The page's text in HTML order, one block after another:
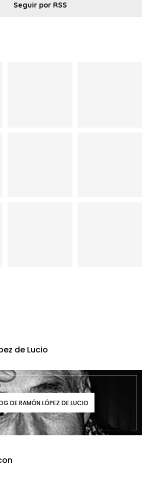
Seguir por RSS
de Lucio
DE RAMÓN LÓPEZ DE LUCIO